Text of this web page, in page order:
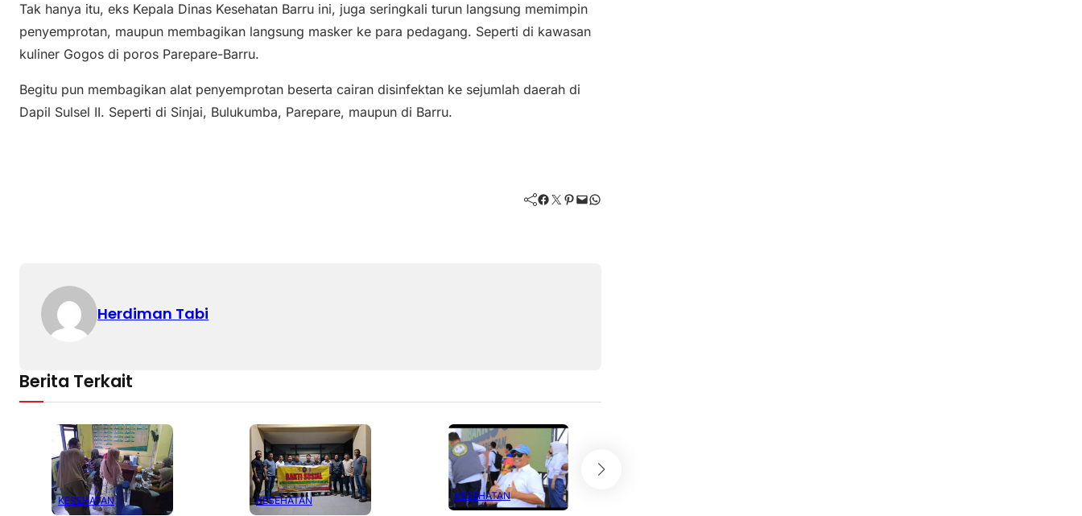
Tak hanya itu, eks Kepala Dinas Kesehatan Barru ini, juga seringkali turun langsung memimpin
penyemprotan, maupun membagikan langsung masker ke para pedagang. Seperti di kawasan
kuliner Gogos di poros Parepare-Barru.
Begitu pun membagikan alat penyemprotan beserta cairan disinfektan ke sejumlah daerah di
Dapil Sulsel II. Seperti di Sinjai, Bulukumba, Parepare, maupun di Barru.
Facebook Twitter Pinterest Mail WhatsApp
Herdiman Tabi
Berita Terkait
KESEHATAN KESEHATAN KESEHATAN